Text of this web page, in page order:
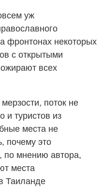
уж
фронтонах некоторых
с открытыми
всех
поток не
и туристов из
места не
почему это
по мнению автора,
места
Таиланде